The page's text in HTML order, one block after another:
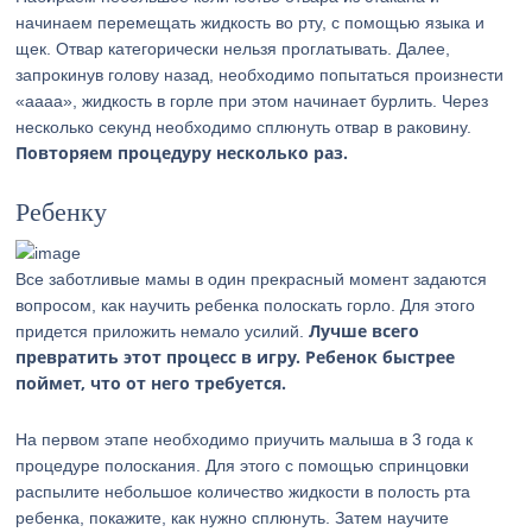
начинаем перемещать жидкость во рту, с помощью языка и
щек. Отвар категорически нельзя проглатывать. Далее,
запрокинув голову назад, необходимо попытаться произнести
«аааа», жидкость в горле при этом начинает бурлить. Через
несколько секунд необходимо сплюнуть отвар в раковину.
Повторяем процедуру несколько раз.
Ребенку
Все заботливые мамы в один прекрасный момент задаются
вопросом, как научить ребенка полоскать горло. Для этого
придется приложить немало усилий.Лучше всего
превратить этот процесс в игру. Ребенок быстрее
поймет, что от него требуется.
На первом этапе необходимо приучить малыша в 3 года к
процедуре полоскания. Для этого с помощью спринцовки
распылите небольшое количество жидкости в полость рта
ребенка, покажите, как нужно сплюнуть. Затем научите